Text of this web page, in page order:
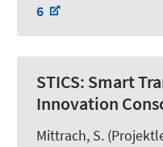
6
STICS: Smart
Innovation
Mittrach, S.